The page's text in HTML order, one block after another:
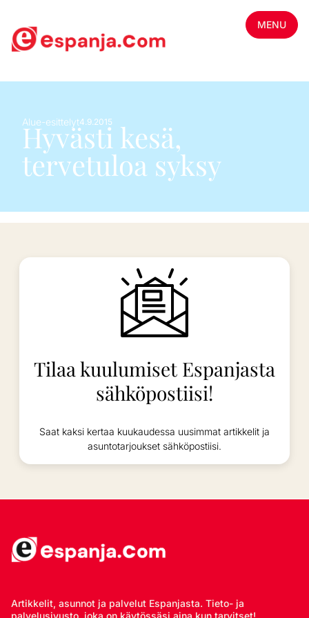
MENU
Alue-esittelyt4.9.2015
Hyvästi kesä,
tervetuloa syksy
Tilaa kuulumiset Espanjasta
sähköpostiisi!
Saat kaksi kertaa kuukaudessa uusimmat artikkelit ja
asuntotarjoukset sähköpostiisi.
Artikkelit, asunnot ja palvelut Espanjasta. Tieto- ja
palvelusivusto, joka on käytössäsi aina kun tarvitset!